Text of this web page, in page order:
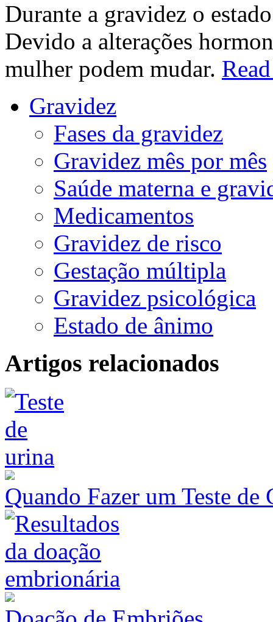
Durante a gravidez o
Devido a alterações
mulher podem mudar.
Gravidez
Fases da gravidez
Gravidez mês por mês
Saúde materna e
Medicamentos
Gravidez de risco
Gestação múltipla
Gravidez psicológica
Estado de ânimo
Artigos relacionados
Quando Fazer um Teste de